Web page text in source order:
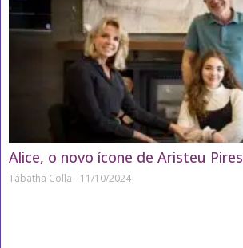
Alice, o novo ícone de Aristeu Pires
Tábatha Colla 11/10/2024